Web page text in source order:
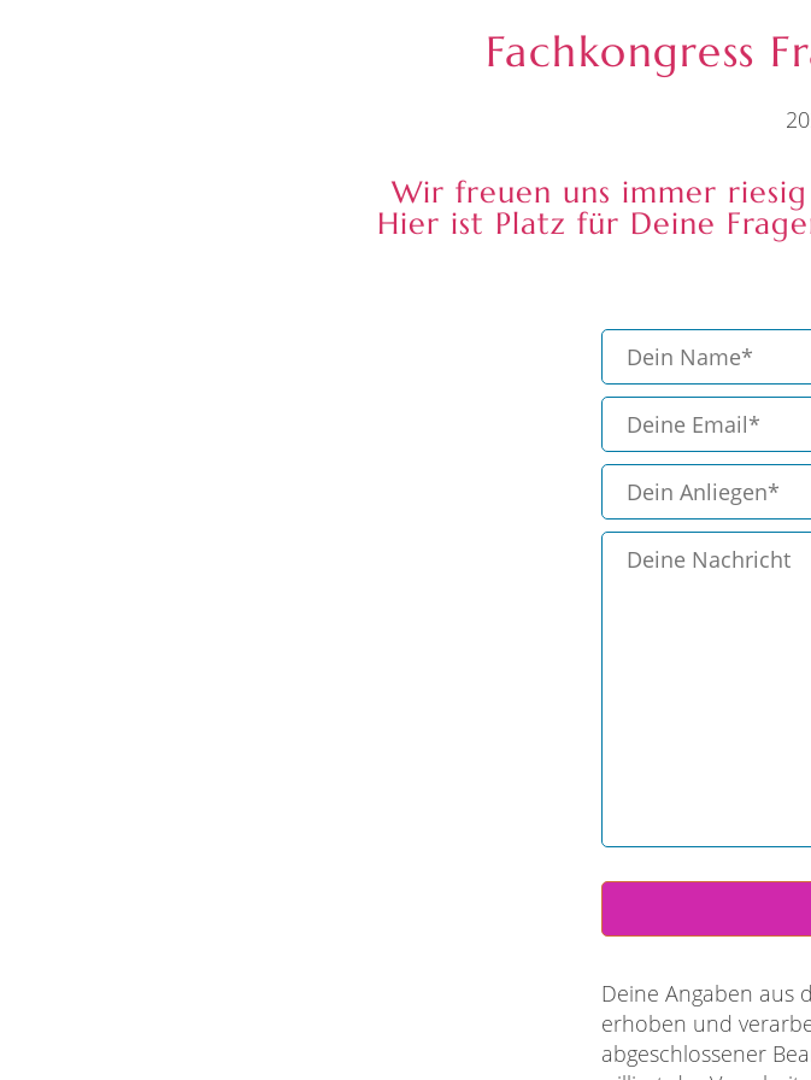
Fachkongress
Wir freuen uns immer
Hier ist Platz für Deine
Deine Angaben aus
Bearbeitung wieder
Deiner Daten ein. Du
Detaillierte